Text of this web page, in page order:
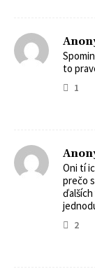
to
1
Oni tí
prečo
2